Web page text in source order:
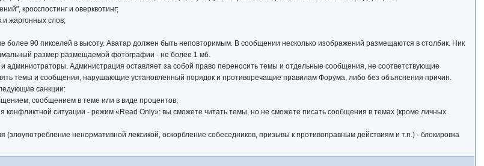
кросспостинг и оверквотинг;
и жаргонных слов;
более 90 пикселей в высоту. Аватар должен быть неповторимым. В сообщении несколько изображений размещаются в столбик. Ник
размер размещаемой фотографии - не более 1 мб.
Администрация оставляет за собой право переносить темы и отдельные сообщения, не соответствующие
темы и сообщения, нарушающие установленный порядок и противоречащие правилам Форума, либо без объяснения причин.
санкции:
сообщением в теме или в виде процентов;
конфликтной ситуации - режим «Read Only»: вы сможете читать темы, но не сможете писать сообщения в темах (кроме личных
ненормативной лексикой, оскорбление собеседников, призывы к противоправным действиям и т.п.) - блокировка